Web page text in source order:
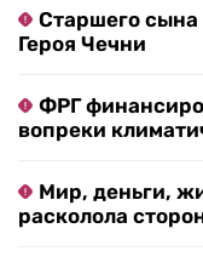
Старшего сына
Героя Чечни
ФРГ
вопреки
Мир, деньги,
расколола